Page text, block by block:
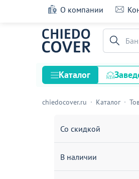
О компании
Каталог
Стулья
Столешницы
chiedocover.ru Каталог
Со скидкой
В наличии